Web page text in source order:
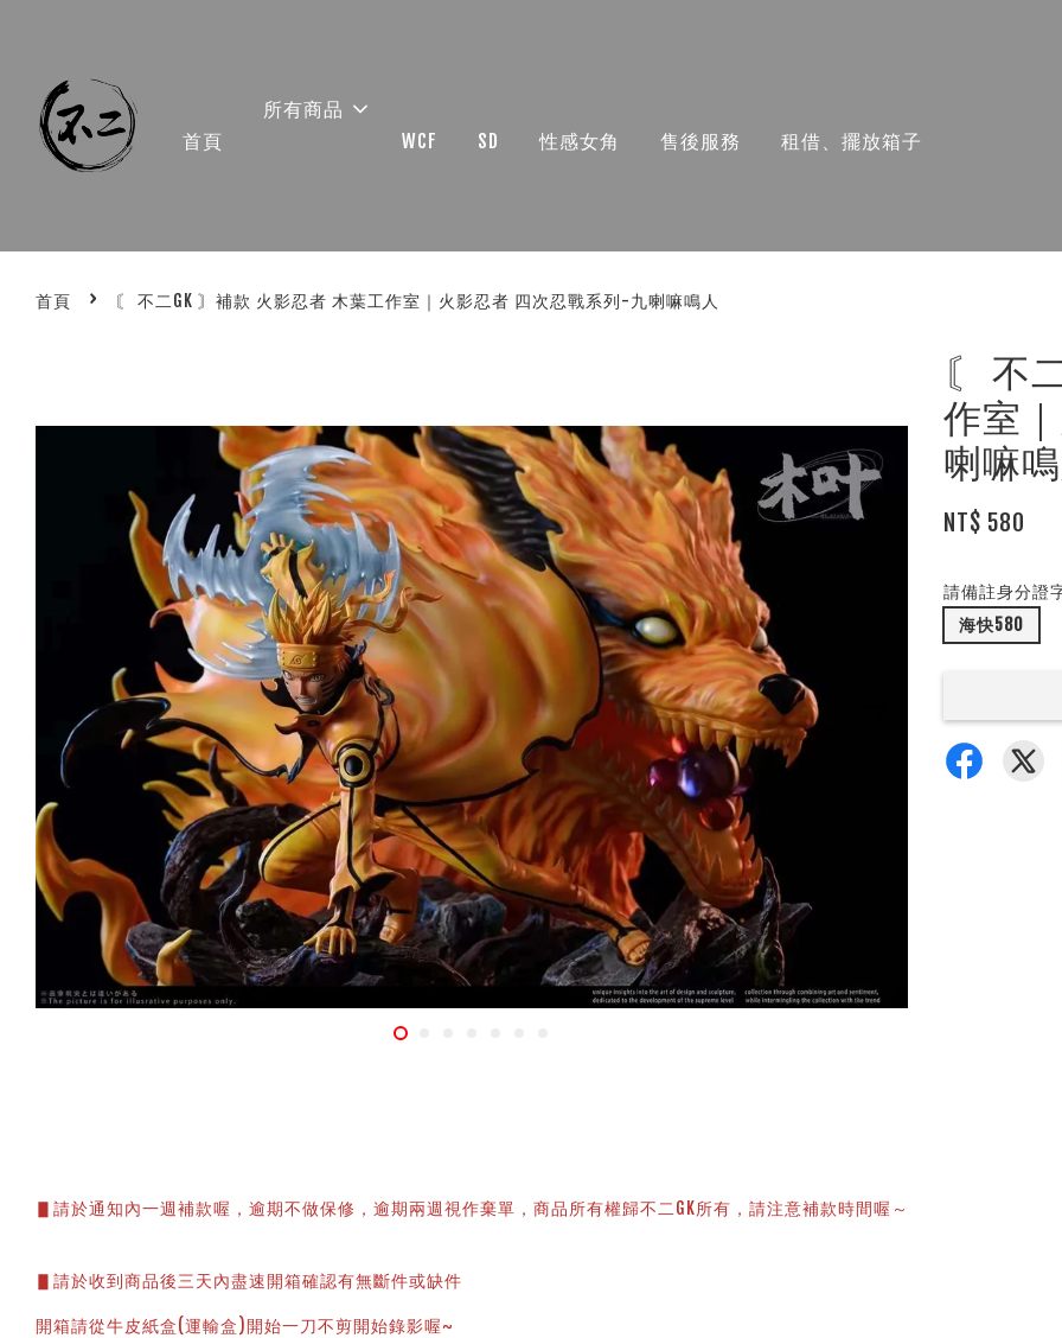
首頁
所有商品
WCF
SD 性感女角 售後服務 租借、擺放箱子
首頁 › 〘 不二GK 〙補款 火影忍者 木葉工作室｜火影忍者 四次忍戰系列-九喇嘛鳴人
〘 不
作室
喇嘛
NT$ 580
請備註身分證
海快580
▋請於通知內一週補款喔，逾期不做保修，逾期兩週視作棄單，商品所有權歸不二GK所有，請注意補款時間喔～
▋請於收到商品後三天內盡速開箱確認有無斷件或缺件
開箱請從牛皮紙盒(運輸盒)開始一刀不剪開始錄影喔~